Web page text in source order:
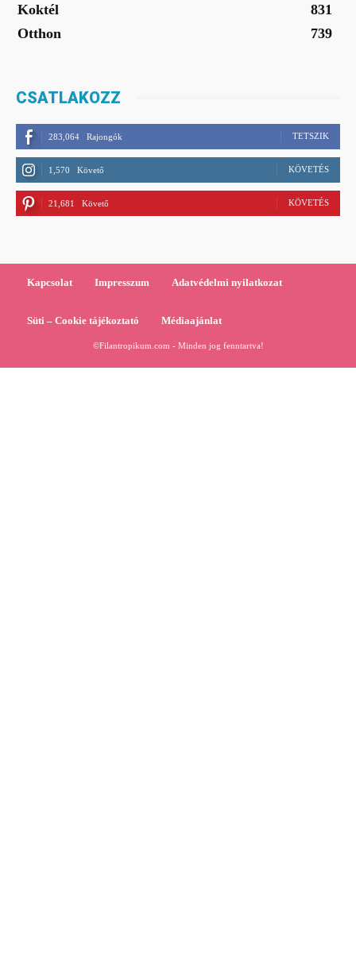
Koktél
831
Otthon
739
CSATLAKOZZ
283,064 Rajongók TETSZIK
1,570 Követő KÖVETÉS
21,681 Követő KÖVETÉS
Kapcsolat Impresszum Adatvédelmi nyilatkozat
Süti – Cookie tájékoztató Médiaajánlat
©Filantropikum.com - Minden jog fenntartva!